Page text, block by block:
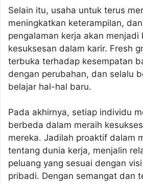
Selain itu, usaha untuk terus
meningkatkan keterampilan,
pengalaman kerja akan menjadi
kesuksesan dalam karir. Fresh
terbuka terhadap kesempatan
dengan perubahan, dan selalu
belajar hal-hal baru.
Pada akhirnya, setiap individu
berbeda dalam meraih
mereka. Jadilah proaktif dalam
tentang dunia kerja, menjalin
peluang yang sesuai dengan
pribadi. Dengan semangat dan